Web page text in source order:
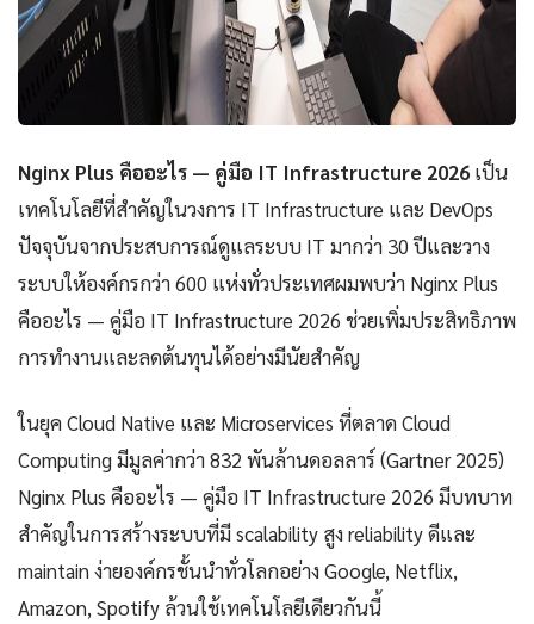
Nginx Plus คืออะไร — คู่มือ IT Infrastructure 2026 เป็น
เทคโนโลยีที่สำคัญในวงการ IT Infrastructure และ DevOps
ปัจจุบันจากประสบการณ์ดูแลระบบ IT มากว่า 30 ปีและวาง
ระบบให้องค์กรกว่า 600 แห่งทั่วประเทศผมพบว่า Nginx Plus
คืออะไร — คู่มือ IT Infrastructure 2026 ช่วยเพิ่มประสิทธิภาพ
การทำงานและลดต้นทุนได้อย่างมีนัยสำคัญ
ในยุค Cloud Native และ Microservices ที่ตลาด Cloud
Computing มีมูลค่ากว่า 832 พันล้านดอลลาร์ (Gartner 2025)
Nginx Plus คืออะไร — คู่มือ IT Infrastructure 2026 มีบทบาท
สำคัญในการสร้างระบบที่มี scalability สูง reliability ดีและ
maintain ง่ายองค์กรชั้นนำทั่วโลกอย่าง Google, Netflix,
Amazon, Spotify ล้วนใช้เทคโนโลยีเดียวกันนี้